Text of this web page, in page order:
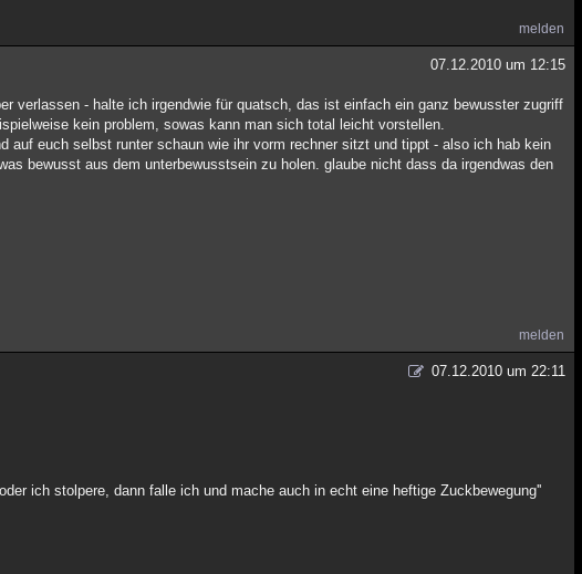
melden
07.12.2010 um 12:15
verlassen - halte ich irgendwie für quatsch, das ist einfach ein ganz bewusster zugriff
kein problem, sowas kann man sich total leicht vorstellen.
auf euch selbst runter schaun wie ihr vorm rechner sitzt und tippt - also ich hab kein
bewusst aus dem unterbewusstsein zu holen. glaube nicht dass da irgendwas den
melden
07.12.2010 um 22:11
ich stolpere, dann falle ich und mache auch in echt eine heftige Zuckbewegung''